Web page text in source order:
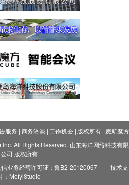
服务 | 商务洽谈 | 工作机会| 版权所有| 麦斯魔方
All Rights Reserved. 山东海洋网络科技有限
公司 版权所有
信业务经营许可证：鲁B2-20120067
技术支
：MofyiStudio